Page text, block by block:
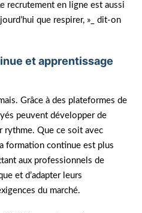
recrutement en ligne est aussi
que respirer, »_ dit-on
et apprentissage
Grâce à des plateformes de
peuvent développer de
rythme. Que ce soit avec
formation continue est plus
aux professionnels de
et d’adapter leurs
du marché.